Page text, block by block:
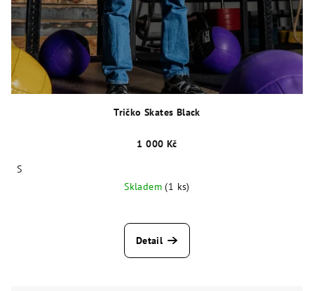
Tričko Skates Black
1 000 Kč
S
Skladem(1 ks)
Detail